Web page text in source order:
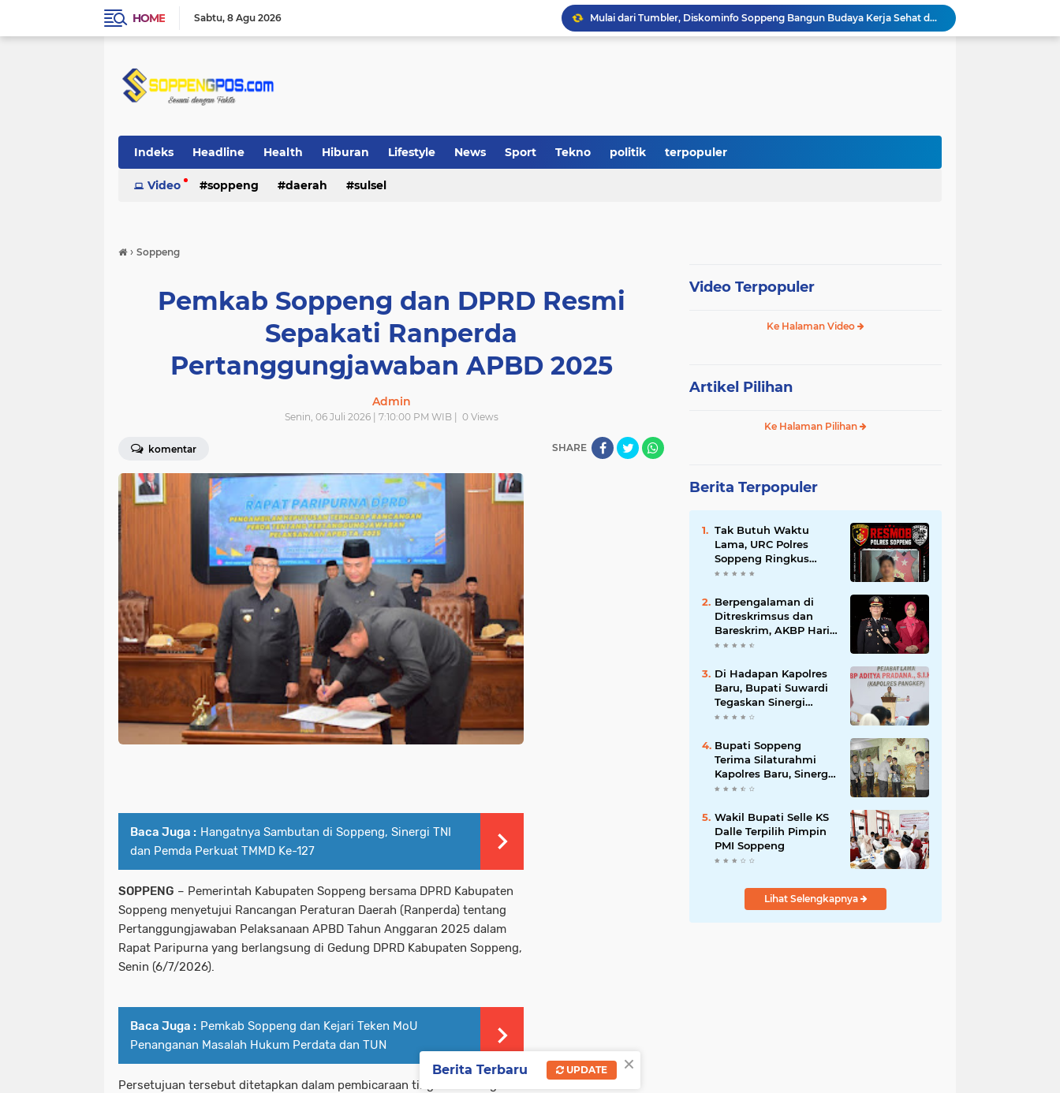
HOME Sabtu 8 Agu 2026
Mulai dari Tumbler, Diskominfo Soppeng Bangun Budaya Kerja Sehat dan Peduli Lingkungan
Tak Butuh Waktu Lama, URC Polres Soppeng Ringkus Terduga Pelaku Pencurian di Liliriaja
RS Adinda Medical Center Kaji Tiru di RSUD La Temmamala
Polres Soppeng Amankan Pelaksanaan Shalat Istisqa di Dua Kecamatan
Indeks Headline Health Hiburan Lifestyle News Sport Tekno politik terpopuler
Video soppeng daerah sulsel
› Soppeng
Pemkab Soppeng dan DPRD Resmi
Sepakati Ranperda
Pertanggungjawaban APBD 2025
Admin
Senin, 06 Juli 2026 | 7:10:00 PM WIB | 0Views
komentar SHARE
Baca Juga : Hangatnya Sambutan di Soppeng, Sinergi TNI
dan Pemda Perkuat TMMD Ke-127
SOPPENG – Pemerintah Kabupaten Soppeng bersama DPRD Kabupaten
Soppeng menyetujui Rancangan Peraturan Daerah (Ranperda) tentang
Pertanggungjawaban Pelaksanaan APBD Tahun Anggaran 2025 dalam
Rapat Paripurna yang berlangsung di Gedung DPRD Kabupaten Soppeng,
Senin (6/7/2026).
Baca Juga : Pemkab Soppeng dan Kejari Teken MoU
Penanganan Masalah Hukum Perdata dan TUN
Persetujuan tersebut ditetapkan dalam pembicaraan tingkat II sebagai
Video Terpopuler
Ke Halaman Video
Artikel Pilihan
Ke Halaman Pilihan
Berita Terpopuler
Tak Butuh Waktu
Lama, URC Polres
Soppeng Ringkus
Terduga Pelaku
Berpengalaman di
Ditreskrimsus dan
Bareskrim, AKBP Hari
Budiyanto Nahkodai
Di Hadapan Kapolres
Baru, Bupati Suwardi
Tegaskan Sinergi
Kunci Pembangunan
Bupati Soppeng
Terima Silaturahmi
Kapolres Baru, Sinergi
Pemerintah dan Polri
Wakil Bupati Selle KS
Dalle Terpilih Pimpin
PMI Soppeng
Lihat Selengkapnya
×
Berita Terbaru UPDATE